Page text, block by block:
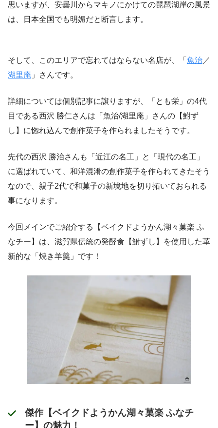
思いますが、安曇川からマキノにかけての琵琶湖岸の風景
は、日本全国でも明媚だと断言します。
そして、このエリアで忘れてはならない名店が、「 魚治 ／
湖里庵 」さんです。
詳細については個別記事に譲りますが、「とも栄」の4代
目である西沢 勝仁さんは「魚治/湖里庵」さんの【鮒ず
し】に惚れ込んで創作菓子を作られましたそうです。
先代の西沢 勝治さんも「近江の名工」と「現代の名工」
に選ばれていて、和洋混淆の創作菓子を作られてきたそう
なので、親子2代で和菓子の新境地を切り拓いておられる
事になります。
今回メインでご紹介する【ベイクドようかん湖々菓楽 ふ
なチー】は、滋賀県伝統の発酵食【鮒ずし】を使用した革
新的な「焼き羊羹」です！
傑作【ベイクドようかん湖々菓楽 ふなチ
ー】の魅力！